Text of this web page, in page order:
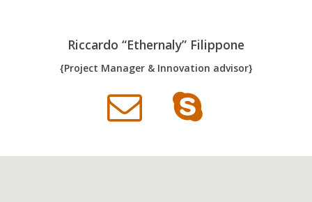
Riccardo “Ethernaly” Filippone
{Project Manager & Innovation advisor}